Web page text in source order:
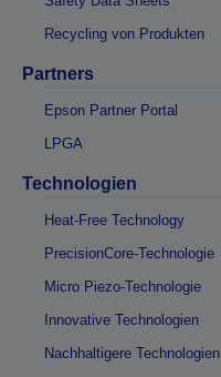
Recycling von Produkten
Partners
Epson Partner Portal
LPGA
Technologien
Heat-Free Technology
PrecisionCore-Technologie
Micro Piezo-Technologie
Innovative Technologien
Nachhaltigere Technologien